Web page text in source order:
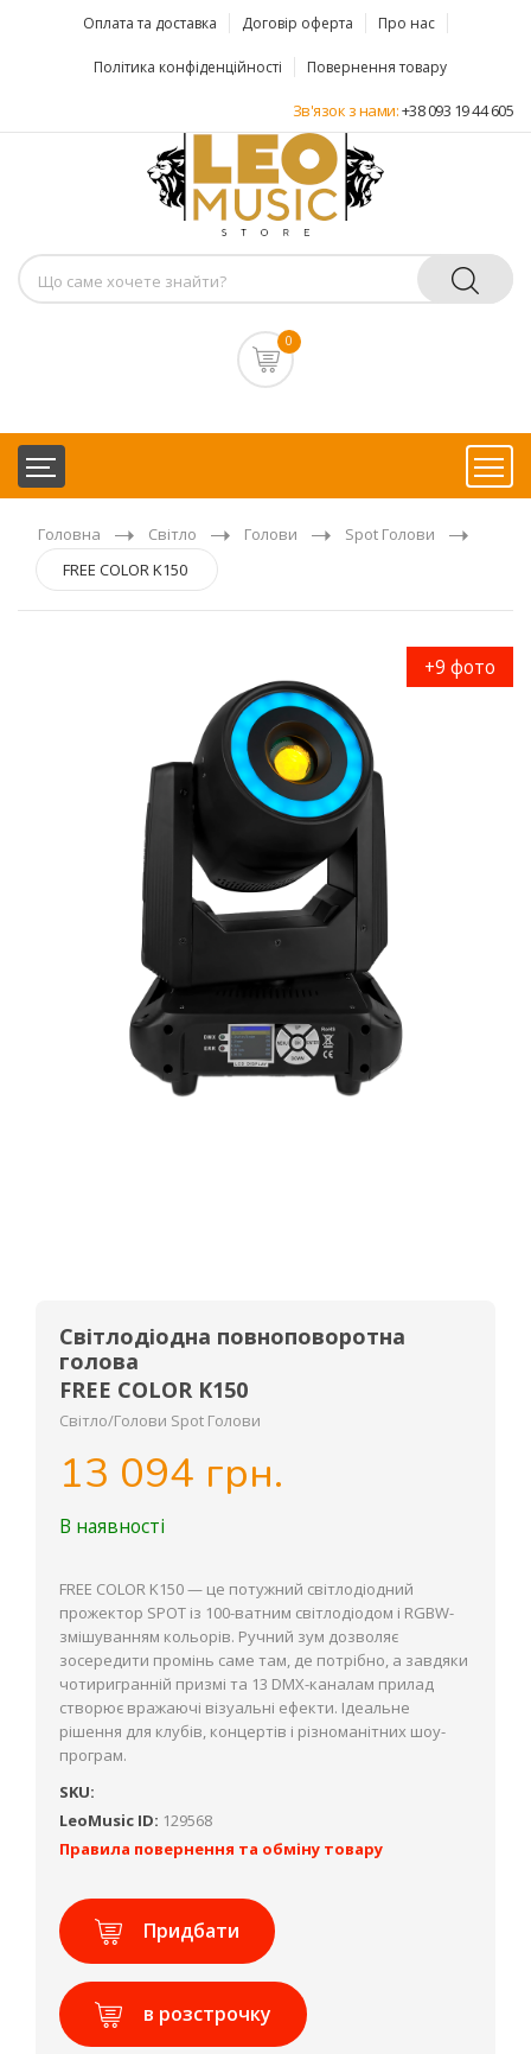
Оплата та доставка Договір оферта Про нас
Політика конфіденційності Повернення товару
Зв'язок з нами:+38 093 19 44 605
0
Головна Світло Голови
Spot Голови
FREE COLOR K150
+9 фото
Світлодіодна повноповоротна
голова
FREE COLOR K150
Світло/Голови Spot Голови
13 094 грн.
В наявності
FREE COLOR K150 — це потужний світлодіодний
прожектор SPOT із 100-ватним світлодіодом і RGBW-
змішуванням кольорів. Ручний зум дозволяє
зосередити промінь саме там, де потрібно, а завдяки
чотиригранній призмі та 13 DMX-каналам прилад
створює вражаючі візуальні ефекти. Ідеальне
рішення для клубів, концертів і різноманітних шоу-
програм.
SKU:
LeoMusic ID: 129568
Правила повернення та обміну товару
Придбати
в розстрочку